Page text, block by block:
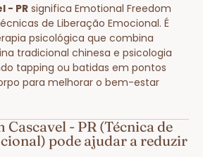
- PR significa Emotional Freedom
de Liberação Emocional. É
psicológica que combina
tradicional chinesa e psicologia
tapping ou batidas em pontos
para melhorar o bem-estar
Cascavel - PR (Técnica de
pode ajudar a reduzir